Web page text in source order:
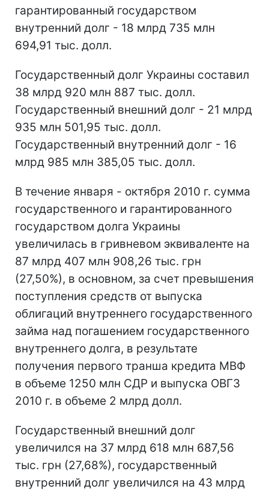
гарантированный государством
внутренний долг - 18 млрд 735 млн
694,91 тыс. долл.
Государственный долг Украины составил
38 млрд 920 млн 887 тыс. долл.
Государственный внешний долг - 21 млрд
935 млн 501,95 тыс. долл.
Государственный внутренний долг - 16
млрд 985 млн 385,05 тыс. долл.
В течение января - октября 2010 г. сумма
государственного и гарантированного
государством долга Украины
увеличилась в гривневом эквиваленте на
87 млрд 407 млн 908,26 тыс. грн
(27,50%), в основном, за счет превышения
поступления средств от выпуска
облигаций внутреннего государственного
займа над погашением государственного
внутреннего долга, в результате
получения первого транша кредита МВФ
в объеме 1250 млн СДР и выпуска ОВГЗ
2010 г. в объеме 2 млрд долл.
Государственный внешний долг
увеличился на 37 млрд 618 млн 687,56
тыс. грн (27,68%), государственный
внутренний долг увеличился на 43 млрд